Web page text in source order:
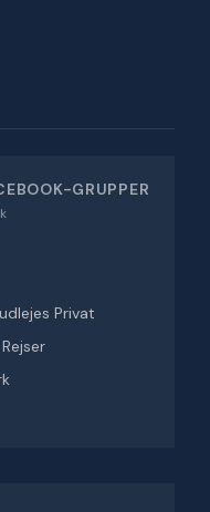
GRUPPER
Privat